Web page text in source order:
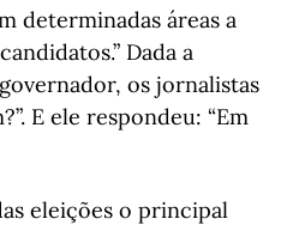
determinadas áreas a
Dada a
os jornalistas
E ele respondeu: “Em
eleições o principal